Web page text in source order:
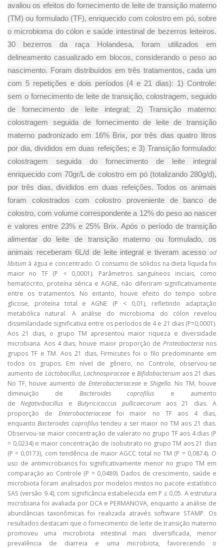
avaliou os efeitos do fornecimento de leite de transição materno
(TM) ou formulado (TF), enriquecido com colostro em pó, sobre
o microbioma do cólon e saúde intestinal de bezerros leiteiros.
30 bezerros da raça Holandesa, foram utilizados em
delineamento casualizado em blocos, considerando o peso ao
nascimento. Foram distribuídos em três tratamentos, cada um
com 5 repetições e dois períodos (4 e 21 dias): 1) Controle:
sem o fornecimento de leite de transição, colostragem, seguido
de fornecimento de leite integral; 2) Transição materno:
colostragem seguida de fornecimento de leite de transição
materno padronizado em 16% Brix, por três dias quatro litros
por dia, divididos em duas refeições; e 3) Transição formulado:
colostragem seguida do fornecimento de leite integral
enriquecido com 70gr/L de colostro em pó (totalizando 280g/d),
por três dias, divididos em duas refeições. Todos os animais
foram colostrados com colostro proveniente de banco de
colostro, com volume correspondente a 12% do peso ao nascer
e valores entre 23% e 25% Brix. Após o período de transição
alimentar do leite de transição materno ou formulado, os
animais receberam 6L/d de leite integral e tiveram acesso ad
libitum à água e concentrado. O consumo de sólidos na dieta líquida foi
maior no TF (P < 0,0001). Parâmetros sanguíneos iniciais, como
hematócrito, proteína sérica e AGNE, não diferiram significativamente
entre os tratamentos. No entanto, houve efeito do tempo sobre
glicose, proteína total e AGNE (P < 0,01), refletindo adaptação
metabólica natural. A análise do microbioma do cólon revelou
dissimilaridade significativa entre os períodos de 4 e 21 dias (P=0,0001).
Aos 21 dias, o grupo TM apresentou maior riqueza e diversidade
microbiana. Aos 4 dias, houve maior proporção deProteobacteria nos
grupos TF e TM. Aos 21 dias, Firmicutes foi o filo predominante em
todos os grupos. Em nível de gênero, no Controle, observou-se
aumento de Lactobacillus,Lachnospiraceae e Bifidobacterium aos 21 dias.
No TF, houve aumento de Enterobacteriaceae e Shigella. No TM, houve
diminuição de Bacteroides coprofilus e aumento
deNegativibacillus eButyricicoccus pullicaecorum aos 21 dias. A
proporção de Enterobacteriaceaefoi maior no TF aos 4 dias,
enquantoBacteroides coprofilustendeu a ser maior no TM aos 21 dias.
Observou-se maior concentração de valerato no grupo TF aos 4 dias (P
= 0,0234) e maior concentração de isobutirato no grupo TM aos 21 dias
(P = 0,0173), com tendência de maior AGCC total no TM (P = 0,0874). O
uso de antimicrobianos foi significativamente menor no grupo TM em
comparação ao Controle (P = 0,0489). Dados de crescimento, saúde e
microbiota foram analisados por modelos mistos no pacote estatístico
SAS (versão 9.4), com significância estabelecida em P ≤ 0,05. A estrutura
microbiana foi avaliada por DCA e PERMANOVA, enquanto a análise de
abundâncias taxonômicas foi realizada através software STAMP. Os
resultados destacam que o fornecimento de leite de transição materno
promoveu uma microbiota intestinal mais diversificada, menor
prevalência de diarreia e uma microbiota, favorecendo o